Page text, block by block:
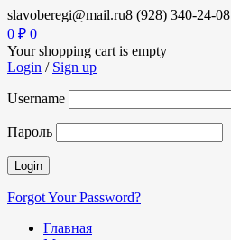
slavoberegi@mail.ru8 (928) 340-24-08
0 ₽ 0
Your shopping cart is empty
Login / Sign up
Username
Пароль
Forgot Your Password?
Главная